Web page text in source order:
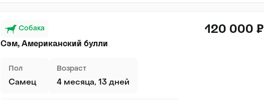
Собака 120 000 ₽
Сэм, Американский булли
Пол
Самец
Возраст
4 месяца, 13 дней